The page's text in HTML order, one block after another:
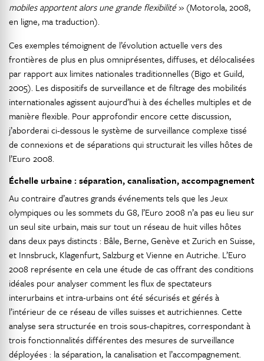
mobiles apportent alors une grande flexibilité» (Motorola, 2008,
en ligne, ma traduction).
Ces exemples témoignent de l’évolution actuelle vers des
frontières de plus en plus omniprésentes, diffuses, et délocalisées
par rapport aux limites nationales traditionnelles (Bigo et Guild,
2005). Les dispositifs de surveillance et de filtrage des mobilités
internationales agissent aujourd’hui à des échelles multiples et de
manière flexible. Pour approfondir encore cette discussion,
j’aborderai ci-dessous le système de surveillance complexe tissé
de connexions et de séparations qui structurait les villes hôtes de
l’Euro 2008.
Échelle urbaine : séparation, canalisation, accompagnement
Au contraire d’autres grands événements tels que les Jeux
olympiques ou les sommets du G8, l’Euro 2008 n’a pas eu lieu sur
un seul site urbain, mais sur tout un réseau de huit villes hôtes
dans deux pays distincts : Bâle, Berne, Genève et Zurich en Suisse,
et Innsbruck, Klagenfurt, Salzburg et Vienne en Autriche. L’Euro
2008 représente en cela une étude de cas offrant des conditions
idéales pour analyser comment les flux de spectateurs
interurbains et intra-urbains ont été sécurisés et gérés à
l’intérieur de ce réseau de villes suisses et autrichiennes. Cette
analyse sera structurée en trois sous-chapitres, correspondant à
trois fonctionnalités différentes des mesures de surveillance
déployées : la séparation, la canalisation et l’accompagnement.